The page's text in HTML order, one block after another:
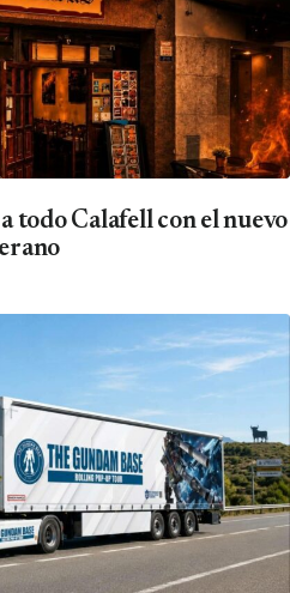
todo Calafell con el nuevo